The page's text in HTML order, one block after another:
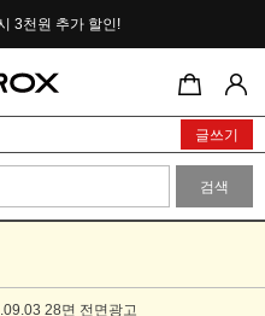
3천원 추가 할인!
2000P 적립
글쓰기
검색
28면 전면광고